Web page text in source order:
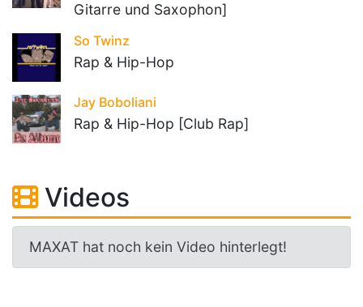
Gitarre und Saxophon]
So Twinz
Rap & Hip-Hop
Jay Boboliani
Rap & Hip-Hop [Club Rap]
Videos
MAXAT hat noch kein Video hinterlegt!